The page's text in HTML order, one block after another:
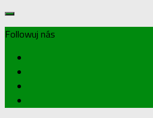
Followuj nás